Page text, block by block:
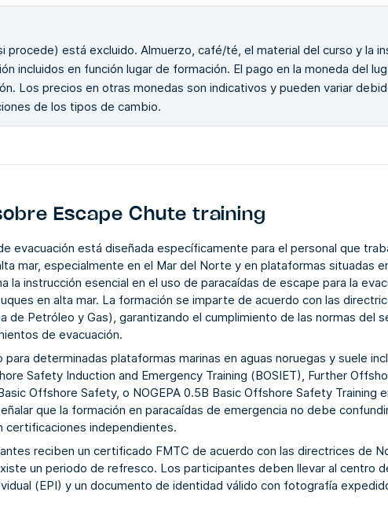
procede) está excluido. Almuerzo, café/té, el material del curso y la
incluidos en función lugar de formación. El pago en la moneda del
Los precios en otras monedas son indicativos y pueden variar
de los tipos de cambio.
Escape Chute training
evacuación está diseñada específicamente para el personal que
mar, especialmente en el Mar del Norte y en plataformas situadas
la instrucción esencial en el uso de paracaídas de escape para la
en alta mar. La formación se imparte de acuerdo con las
de Petróleo y Gas), garantizando el cumplimiento de las normas del
de evacuación.
determinadas plataformas marinas en aguas noruegas y suele
Safety Induction and Emergency Training (BOSIET) Further
Offshore Safety, o NOGEPA 0.5B Basic Offshore Safety Training
que la formación en paracaídas de emergencia no debe
certificaciones independientes.
reciben un certificado FMTC de acuerdo con las directrices de
un periodo de refresco. Los participantes deben llevar al centro
(EPI) y un documento de identidad válido con fotografía